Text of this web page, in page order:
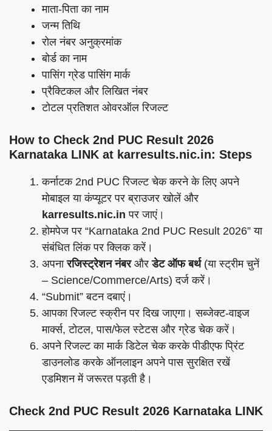
माता-पिता का नाम
जन्म तिथि
रोल नंबर अनुक्रमांक
बोर्ड का नाम
पासिंग ग्रेड पासिंग मार्क
प्रैक्टिकल और लिखित नंबर
टोटल प्रतिशत ओवरऑल रिजल्ट
How to Check 2nd PUC Result 2026
Karnataka LINK at karresults.nic.in: Steps
कर्नाटक 2nd PUC रिजल्ट चेक करने के लिए अपने
मोबाइल या कंप्यूटर पर ब्राउजर खोलें और
karresults.nic.in पर जाएं।
होमपेज पर “Karnataka 2nd PUC Result 2026” या
संबंधित लिंक पर क्लिक करें।
अपनारजिस्ट्रेशन नंबरऔरडेट ऑफ बर्थ(या स्ट्रीम चुनें
– Science/Commerce/Arts) दर्ज करें।
“Submit” बटन दबाएं।
आपका रिजल्ट स्क्रीन पर दिख जाएगा। सब्जेक्ट-वाइज
मार्क्स, टोटल, पास/फेल स्टेटस और ग्रेड चेक करें।
अपने रिजल्ट का मार्क डिटेल चेक करके पीडीएफ प्रिंट
डाउनलोड करके ऑनलाइन अपने पास सुरक्षित रखें
एडमिशन में जरूरत पड़ती है।
Check 2nd PUC Result 2026 Karnataka LINK